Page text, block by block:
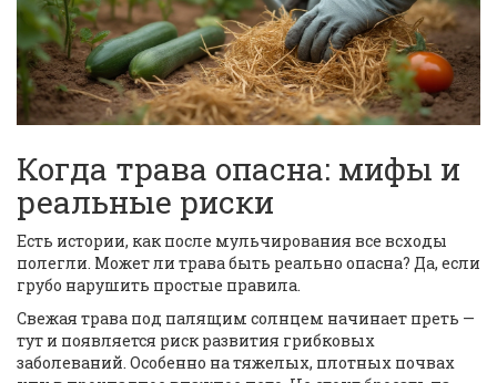
Когда трава опасна: мифы и
реальные риски
Есть истории, как после мульчирования все всходы
полегли. Может ли трава быть реально опасна? Да, если
грубо нарушить простые правила.
Свежая трава под палящим солнцем начинает преть —
тут и появляется риск развития грибковых
заболеваний. Особенно на тяжелых, плотных почвах